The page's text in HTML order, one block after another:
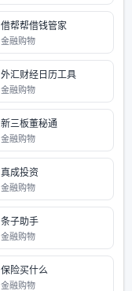
借帮帮借钱管家
金融购物
外汇财经日历工具
金融购物
新三板董秘通
金融购物
真成投资
金融购物
条子助手
金融购物
保险买什么
金融购物